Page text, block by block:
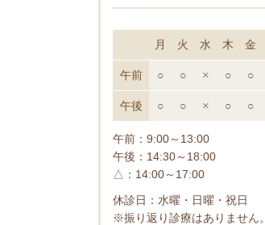
月 火 水 木 金
午前 ○ ○ × ○ ○
午後 ○ ○ × ○ ○
午前：9:00～13:00
午後：14:30～18:00
△：14:00～17:00
休診日：水曜・日曜・祝日
※振り返り診療はありません。